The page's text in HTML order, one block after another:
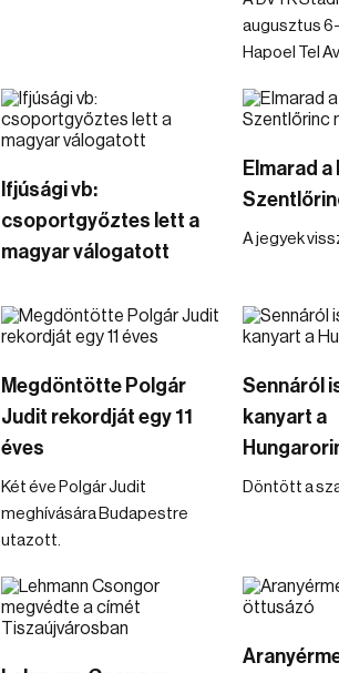
augusztus
Hapoel Tel
Ifjúsági vb:
csoportgyőztes lett a
magyar válogatott
Elmarad a
A jegyek
Megdöntötte Polgár
Judit rekordját egy 11
éves
Két éve Polgár Judit
meghívására Budapestre
utazott.
Sennáról
kanyart a
Döntött a